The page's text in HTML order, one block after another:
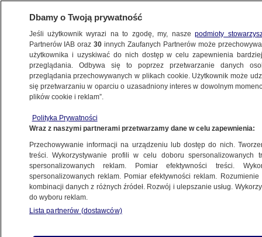
BIZNES
PIENIĄDZE
na złożenie oświadczenia
25.07.2019, 11:44
Udostępnij
Dbamy o Twoją prywatność
Jeśli użytkownik wyrazi na to zgodę, my, naszepodmioty
Partnerów IAB oraz30 innych Zaufanych Partnerów może
użytkownika i uzyskiwać do nich dostęp w celu zapewnienia
przeglądania. Odbywa się to poprzez przetwarzanie danych
przeglądania przechowywanych w plikach cookie. Użytkownik może
się przetwarzaniu w oparciu o uzasadniony interes w dowolnym
plików cookie i reklam”.
Polityka Prywatności
Wraz z naszymi partnerami przetwarzamy dane w celu zapewnienia:
Przechowywanie informacji na urządzeniu lub dostęp do nich.
treści. Wykorzystywanie profili w celu doboru spersonalizowanych
spersonalizowanych reklam. Pomiar efektywności treści.
spersonalizowanych reklam. Pomiar efektywności reklam.
kombinacji danych z różnych źródeł. Rozwój i ulepszanie usług.
do wyboru reklam.
Lista partnerów (dostawców)